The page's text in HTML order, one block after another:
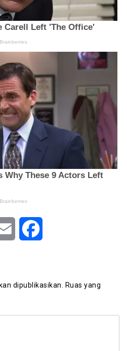
Email
dipublikasikan.
Ruas yang